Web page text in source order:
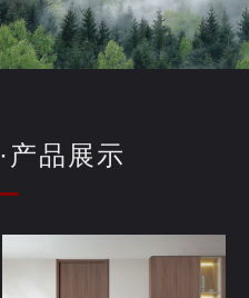
·产品展示